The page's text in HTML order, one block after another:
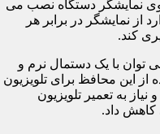
نمایشگر دستگاه نصب می
از نمایشگر در برابر هر
کند.
توان با یک دستمال نرم و
از این محافظ برای تلویزیون
به تعمیر تلویزیون
کاهش داد.